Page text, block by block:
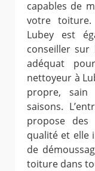
capables de
votre toiture.
Lubey est
conseiller
adéquat
nettoyeur à
propre, sain
saisons.
propose des
qualité et elle
de
toiture dans